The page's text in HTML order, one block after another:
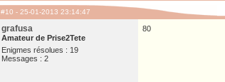
#10 - 25-01-2013 23:14:47
grafusa
Amateur de Prise2Tete
Enigmes résolues : 19
Messages : 2
80